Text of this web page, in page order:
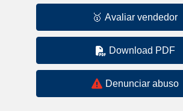
🥇 Avaliar vendedor
Download PDF
Denunciar abuso